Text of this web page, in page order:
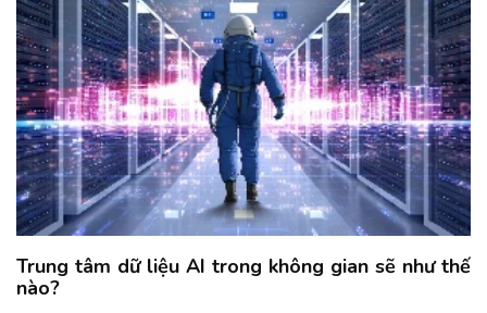
Trung tâm dữ liệu AI trong không gian sẽ như thế
nào?